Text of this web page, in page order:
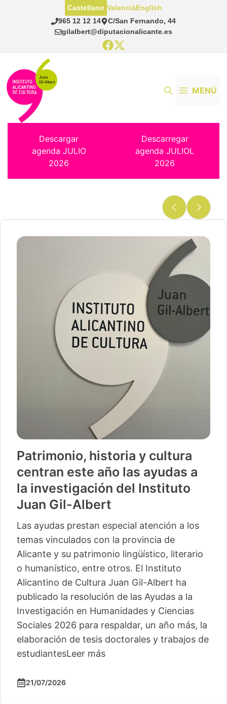
965 12 12 14
C/San Fernando, 44
gilalbert@diputacionalicante.es
Castellano ValenciàEnglish
MENÚ
Descargar
agenda JULIO
2026
Descarregar
agenda JULIOL
2026
Patrimonio, historia y cultura
centran este año las ayudas a
la investigación del Instituto
Juan Gil-Albert
Las ayudas prestan especial atención a los
temas vinculados con la provincia de
Alicante y su patrimonio lingüístico, literario
o humanístico, entre otros. El Instituto
Alicantino de Cultura Juan Gil-Albert ha
publicado la resolución de las Ayudas a la
Investigación en Humanidades y Ciencias
Sociales 2026 para respaldar, un año más, la
elaboración de tesis doctorales y trabajos de
estudiantesLeer más
21/07/2026